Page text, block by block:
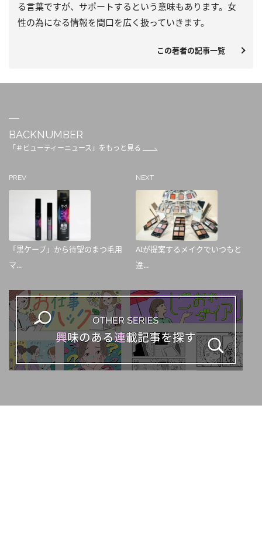
る言葉ですが、サポートするという意味もあります。女
性の為になる情報を間口を広く扱っていきます。
この著者の記事一覧
BACKNUMBER
「＃ビューティーニュース」をもっと見る
PREV
「黒ケープ」から待望のまつ毛用
マ...
NEXT
AIが提案するメイクでいつもと
違...